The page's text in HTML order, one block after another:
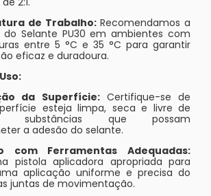
de Trabalho:Recomendamos a
do Selante PU30 em ambientes com
entre 5 °C e 35 °C para garantir
eficaz e duradoura.
da Superfície:Certifique-se de
esteja limpa, seca e livre de
substâncias que possam
a adesão do selante.
com Ferramentas Adequadas:
pistola aplicadora apropriada para
aplicação uniforme e precisa do
juntas de movimentação.